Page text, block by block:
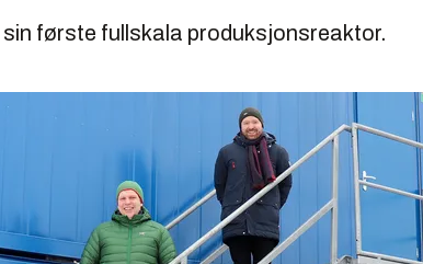
første fullskala produksjonsreaktor.